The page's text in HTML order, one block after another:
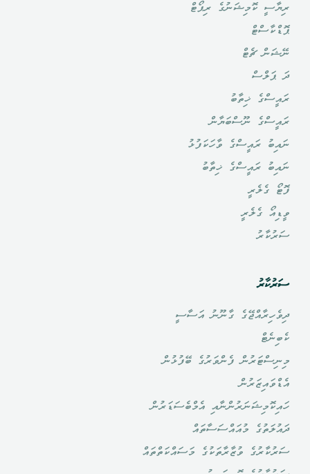
ރިޔާސީ ކޮމިޝަނުގެ ރިޕޯޓް
ޕޮޑްކާސްޓް
ނޭޝަން ޗެޓް
ދަ ޕަލްސް
ރައީސްގެ ޚިތާބު
ރައީސްގެ ނޫސްބަޔާން
ނައިބު ރައީސްގެ ވާހަކަފުޅު
ނައިބު ރައީސްގެ ޚިތާބު
ފޮޓޯ ގެލެރީ
ވީޑިއޯ ގެލެރީ
ސަރުކާރު
ސަރުކާރު
ދިވެހިރާއްޖޭގެ ގާނޫނު އަސާސީ
ކެބިނެޓް
މިނިސްޓަރުން ފެންވަރުގެ ބޭފުޅުން
އެޑްވައިޒަރުން
ހައިކޮމިޝަނަރުންނާއި އެމްބެސަޑަރުން
ދައުލަތުގެ މުއައްސަސާތައް
ސަރުކާރުގެ ވުޒާރާތަކުގެ މަސައްކަތްތައް